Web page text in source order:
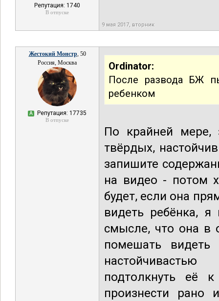
Репутация: 1740
В отпуске
9 мая 2017, вторник
Жестокий Монстр, 50
Россия, Москва
А Репутация: 17735
В отпуске
Ordinator:
После развода БЖ
ребенком
По крайней мере,
твёрдых,
запишите
на видео - потом
будет, если она
видеть ребёнка,
смысле, что она в
помешать видеть
подтолкнуть её
произнести рано